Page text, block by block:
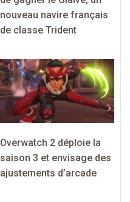
nouveau navire français
de classe Trident
Overwatch 2 déploie la
saison 3 et envisage des
ajustements d’arcade